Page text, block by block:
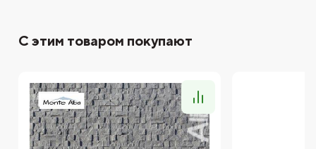
С этим товаром покупают